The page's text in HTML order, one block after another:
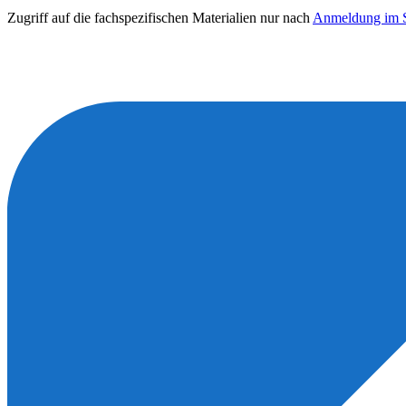
Zugriff auf die fachspezifischen Materialien nur nach Anmeldung im